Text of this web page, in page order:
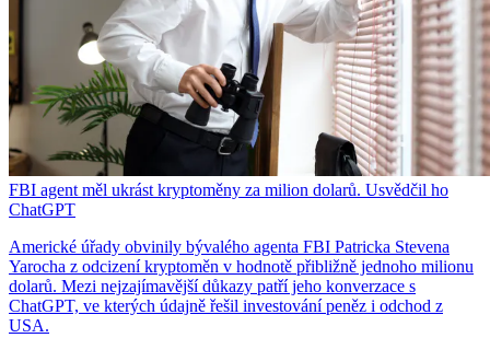
FBI agent měl ukrást kryptoměny za milion dolarů. Usvědčil ho
ChatGPT
Americké úřady obvinily bývalého agenta FBI Patricka Stevena
Yarocha z odcizení kryptoměn v hodnotě přibližně jednoho milionu
dolarů. Mezi nejzajímavější důkazy patří jeho konverzace s
ChatGPT, ve kterých údajně řešil investování peněz i odchod z
USA.